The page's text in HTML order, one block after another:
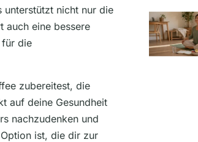
unterstützt nicht nur die
auch eine bessere
für die
zubereitest, die
auf deine Gesundheit
nachzudenken und
ist, die dir zur